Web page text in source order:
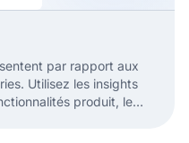
par rapport aux
Utilisez les insights
produit, le